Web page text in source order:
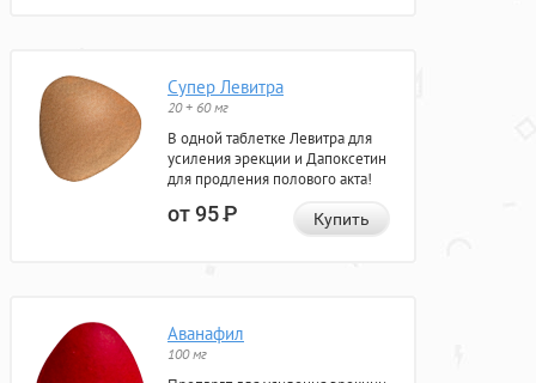
Супер Левитра
20 + 60 мг
В одной таблетке Левитра для
усиления эрекции и Дапоксетин
для продления полового акта!
от 95Р Купить
Аванафил
100 мг